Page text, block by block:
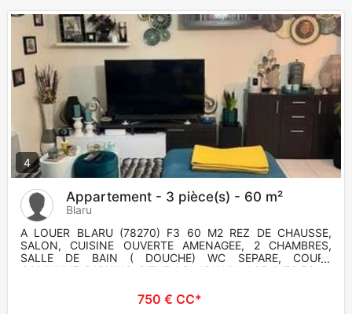
4
Appartement - 3 pièce(s) - 60 m²
Blaru
A LOUER BLARU (78270) F3 60 M2 REZ DE CHAUSSE,
SALON, CUISINE OUVERTE AMENAGEE, 2 CHAMBRES,
SALLE DE BAIN ( DOUCHE) WC SEPARE, COURS
COMMUNE, PARKING, SITUE A BLARU VILLAGE AVEC EC
750 € CC*